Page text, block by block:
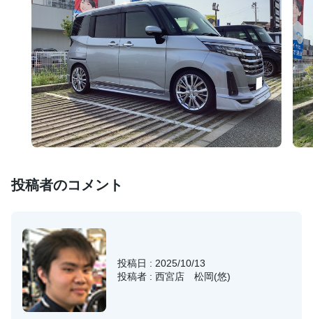
投稿者のコメント
投稿日 : 2025/10/13
投稿者 : 西宮店 松岡(悠)